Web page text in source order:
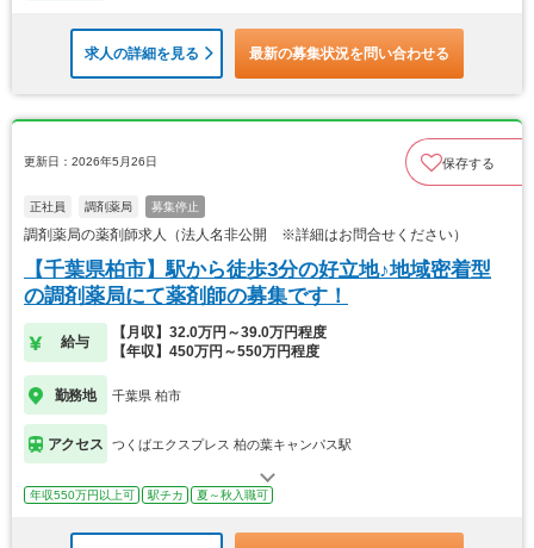
求人の詳細を見る 最新の募集状況を問い合わせる
更新日：2026年5月26日 保存する
正社員 調剤薬局 募集停止
調剤薬局の薬剤師求人（法人名非公開 ※詳細はお問合せください）
【千葉県柏市】駅から徒歩3分の好立地♪地域密着型
の調剤薬局にて薬剤師の募集です！
給与
【月収】32.0万円～39.0万円程度
【年収】450万円～550万円程度
勤務地 千葉県 柏市
アクセス つくばエクスプレス 柏の葉キャンパス駅
年収550万円以上可 駅チカ 夏～秋入職可